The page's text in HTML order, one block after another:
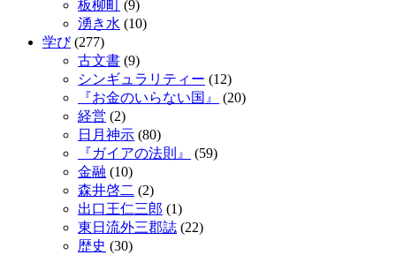
板柳町 (9)
湧き水 (10)
学び(277)
古文書 (9)
シンギュラリティー (12)
『お金のいらない国』
(20)
経営 (2)
日月神示 (80)
『ガイアの法則』
(59)
金融 (10)
森井啓二 (2)
出口王仁三郎 (1)
東日流外三郡誌 (22)
歴史 (30)